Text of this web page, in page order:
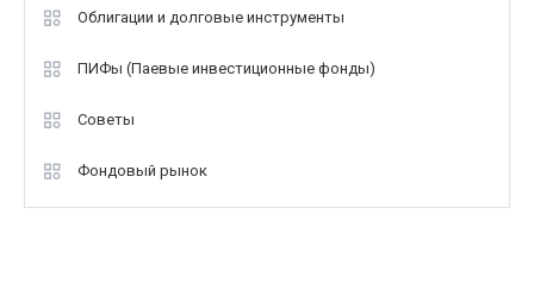
Облигации и долговые инструменты
ПИФы (Паевые инвестиционные фонды)
Советы
Фондовый рынок